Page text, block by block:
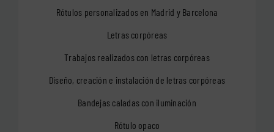
Rótulos personalizados en Madrid y Barcelona
Letras corpóreas
Trabajos realizados con letras corpóreas
Diseño, creación e instalación de letras corpóreas
Bandejas caladas con iluminación
Rótulo opaco